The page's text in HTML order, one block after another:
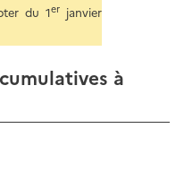
du 1er janvier
à